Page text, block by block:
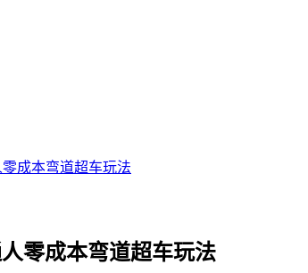
成本弯道超车玩法
零成本弯道超车玩法